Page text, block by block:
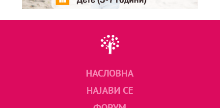
НАСЛОВНА
НАЈАВИ СЕ